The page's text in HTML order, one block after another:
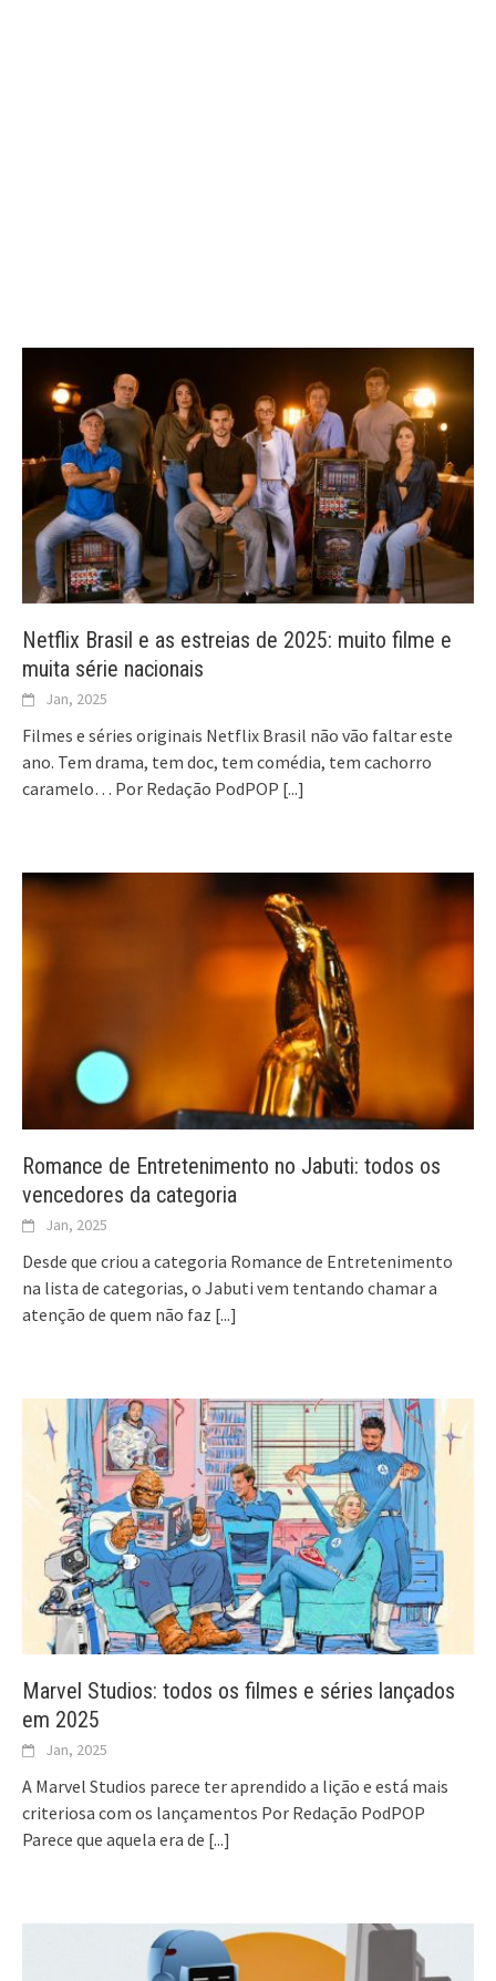
Netflix Brasil e as estreias de 2025: muito filme e
muita série nacionais
Jan, 2025
Filmes e séries originais Netflix Brasil não vão faltar este
ano. Tem drama, tem doc, tem comédia, tem cachorro
caramelo… Por Redação PodPOP [...]
Romance de Entretenimento no Jabuti: todos os
vencedores da categoria
Jan, 2025
Desde que criou a categoria Romance de Entretenimento
na lista de categorias, o Jabuti vem tentando chamar a
atenção de quem não faz [...]
Marvel Studios: todos os filmes e séries lançados
em 2025
Jan, 2025
A Marvel Studios parece ter aprendido a lição e está mais
criteriosa com os lançamentos Por Redação PodPOP
Parece que aquela era de [...]